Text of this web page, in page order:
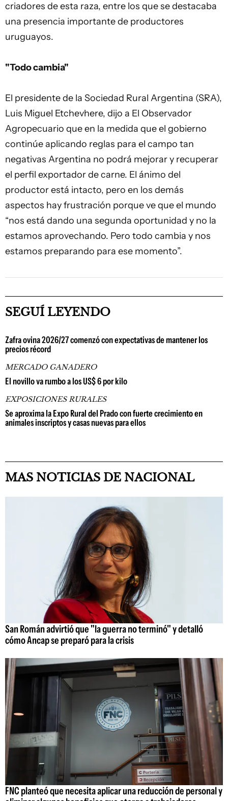
criadores de esta raza, entre los que se destacaba
una presencia importante de productores
uruguayos.
"Todo cambia"
El presidente de la Sociedad Rural Argentina (SRA),
Luis Miguel Etchevhere, dijo a El Observador
Agropecuario que en la medida que el gobierno
continúe aplicando reglas para el campo tan
negativas Argentina no podrá mejorar y recuperar
el perfil exportador de carne. El ánimo del
productor está intacto, pero en los demás
aspectos hay frustración porque ve que el mundo
“nos está dando una segunda oportunidad y no la
estamos aprovechando. Pero todo cambia y nos
estamos preparando para ese momento”.
SEGUÍ LEYENDO
Zafra ovina 2026/27 comenzó con expectativas de mantener los
precios récord
MERCADO GANADERO
El novillo va rumbo a los US$ 6 por kilo
EXPOSICIONES RURALES
Se aproxima la Expo Rural del Prado con fuerte crecimiento en
animales inscriptos y casas nuevas para ellos
MAS NOTICIAS DE NACIONAL
San Román advirtió que "la guerra no terminó" y detalló
cómo Ancap se preparó para la crisis
FNC planteó que necesita aplicar una reducción de personal y